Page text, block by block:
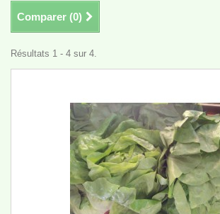
Comparer (0)
Résultats 1 - 4 sur 4.